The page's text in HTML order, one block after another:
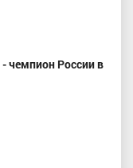
чемпион России в